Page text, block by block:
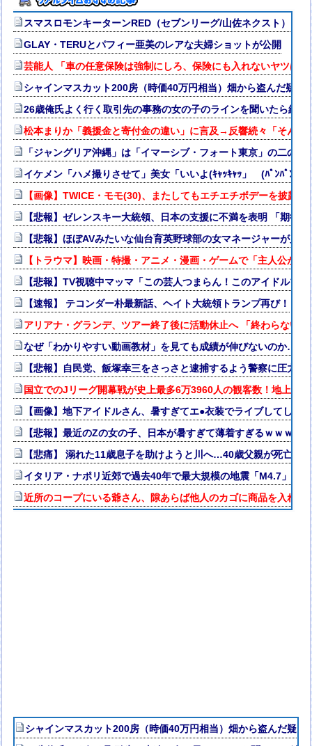
スマスロモンキーターンRED（セブンリーグ/山佐ネクスト）
GLAY・TERUとパフィー亜美のレアな夫婦ショットが公開
芸能人 「車の任意保険は強制にしろ、保険にも入れないヤツは
シャインマスカット200房（時価40万円相当）畑から盗んだ疑
26歳俺氏よく行く取引先の事務の女の子のラインを聞いたら結果
松本まりか「義援金と寄付金の違い」に言及→反響続々「そんな
「ジャングリア沖縄」は「イマーシブ・フォート東京」の二
イケメン「ハメ撮りさせて」美女「いいよ(ｷｬｯｷｬｯ」 (ﾊﾟﾝﾊﾟﾝ
【画像】TWICE・モモ(30)、またしてもエチエチボデーを披露
【悲報】ゼレンスキー大統領、日本の支援に不満を表明 「期待
【悲報】ほぼAVみたいな仙台育英野球部の女マネージャーが見
【トラウマ】映画・特撮・アニメ・漫画・ゲームで「主人公が
【悲報】TV視聴中マッマ「この芸人つまらん！このアイドルブ
【速報】 テコンダー朴最新話、ヘイト大統領トランプ再び！
アリアナ・グランデ、ツアー終了後に活動休止へ 「終わらない
なぜ「わかりやすい動画教材」を見ても成績が伸びないのか…
【悲報】自民党、飯塚幸三をさっさと逮捕するよう警察に圧力か
国立でのJリーグ開幕戦が史上最多6万3960人の観客数！地上波
【画像】地下アイドルさん、暑すぎてエ●衣装でライブしてしま
【悲報】最近のZの女の子、日本が暑すぎて薄着すぎるｗｗｗｗ
【悲痛】 溺れた11歳息子を助けようと川へ…40歳父親が死亡 息
イタリア・ナポリ近郊で過去40年で最大規模の地震「M4.7」の
近所のコープにいる爺さん、隙あらば他人のカゴに商品を入れよ
シャインマスカット200房（時価40万円相当）畑から盗んだ疑